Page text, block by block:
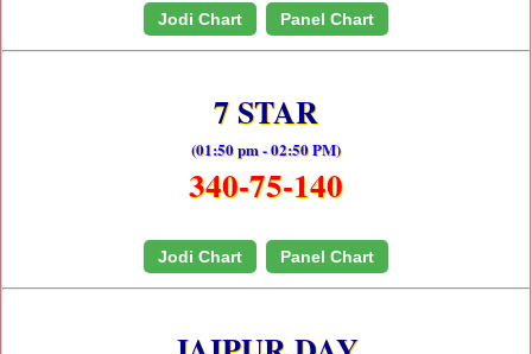
Jodi Chart Panel Chart
7 STAR
(01:50 pm - 02:50 PM)
340-75-140
Jodi Chart Panel Chart